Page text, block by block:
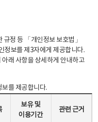
정 등 「개인정보 보호법」
정보를 제3자에게 제공합니다.
래 사항을 상세하게 안내하고
를 제공합니다.
보유 및
이용기간
관련 근거